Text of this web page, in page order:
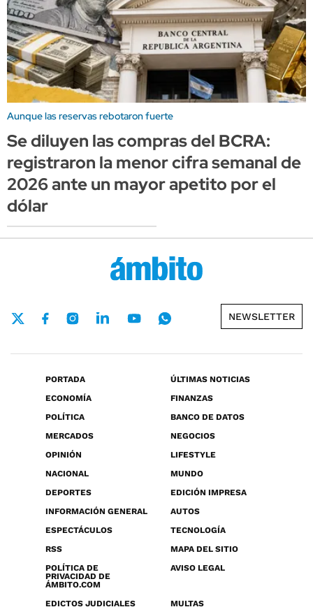
Aunque las reservas rebotaron fuerte
Se diluyen las compras del BCRA:
registraron la menor cifra semanal de
2026 ante un mayor apetito por el
dólar
NEWSLETTER
PORTADA
ÚLTIMAS NOTICIAS
ECONOMÍA
FINANZAS
POLÍTICA
BANCO DE DATOS
MERCADOS
NEGOCIOS
OPINIÓN
LIFESTYLE
NACIONAL
MUNDO
DEPORTES
EDICIÓN IMPRESA
INFORMACIÓN GENERAL
AUTOS
ESPECTÁCULOS
TECNOLOGÍA
RSS
MAPA DEL SITIO
POLÍTICA DE
PRIVACIDAD DE
ÁMBITO.COM
AVISO LEGAL
EDICTOS JUDICIALES MULTAS